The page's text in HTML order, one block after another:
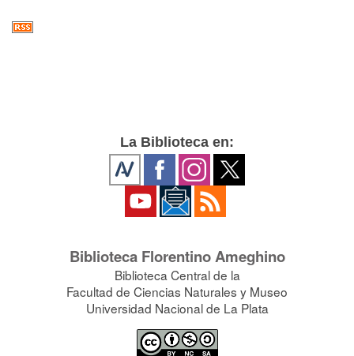
La Biblioteca en:
Biblioteca Florentino Ameghino
Biblioteca Central de la
Facultad de Ciencias Naturales y Museo
Universidad Nacional de La Plata